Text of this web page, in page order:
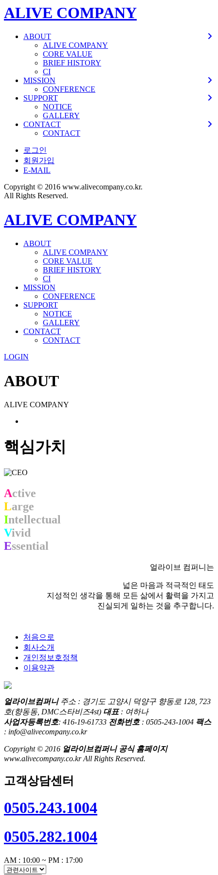
ALIVE COMPANY
ABOUT
ALIVE COMPANY
CORE VALUE
BRIEF HISTORY
CI
MISSION
CONFERENCE
SUPPORT
NOTICE
GALLERY
CONTACT
CONTACT
로그인
회원가입
E-MAIL
Copyright © 2016 www.alivecompany.co.kr.
All Rights Reserved.
ALIVE COMPANY
ABOUT
ALIVE COMPANY
CORE VALUE
BRIEF HISTORY
CI
MISSION
CONFERENCE
SUPPORT
NOTICE
GALLERY
CONTACT
CONTACT
LOGIN
ABOUT
ALIVE COMPANY
핵심가치
Active
Large
Intellectual
Vivid
Essential
얼라이브 컴퍼니는
넓은 마음과 적극적인 태도
지성적인 생각을 통해 모든 삶에서 활력을 가지고
진실되게 일하는 것을 추구합니다.
처음으로
회사소개
개인정보호정책
이용약관
얼라이브컴퍼니주소 : 경기도 고양시 덕양구 향동로 128, 723
호(향동동, DMC스타비즈4st) 대표 : 여하나
사업자등록번호: 416-19-61733 전화번호: 0505-243-1004 팩스
: info@alivecompany.co.kr
Copyright © 2016 얼라이브컴퍼니 공식 홈페이지
www.alivecompany.co.kr All Rights Reserved.
고객상담센터
0505.243.1004
0505.282.1004
AM : 10:00 ~ PM : 17:00